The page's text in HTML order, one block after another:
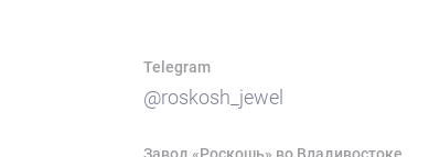
Telegram
@roskosh_jewel
Завод «Роскошь» во Владивостоке